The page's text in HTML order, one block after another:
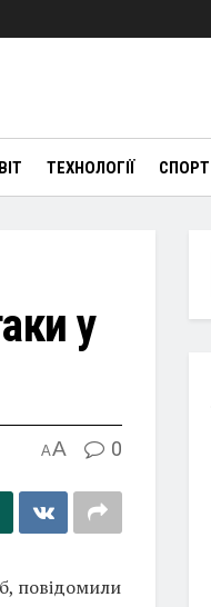
ТЕХНОЛОГІЇ СПОРТ
у
AA 0
повідомили